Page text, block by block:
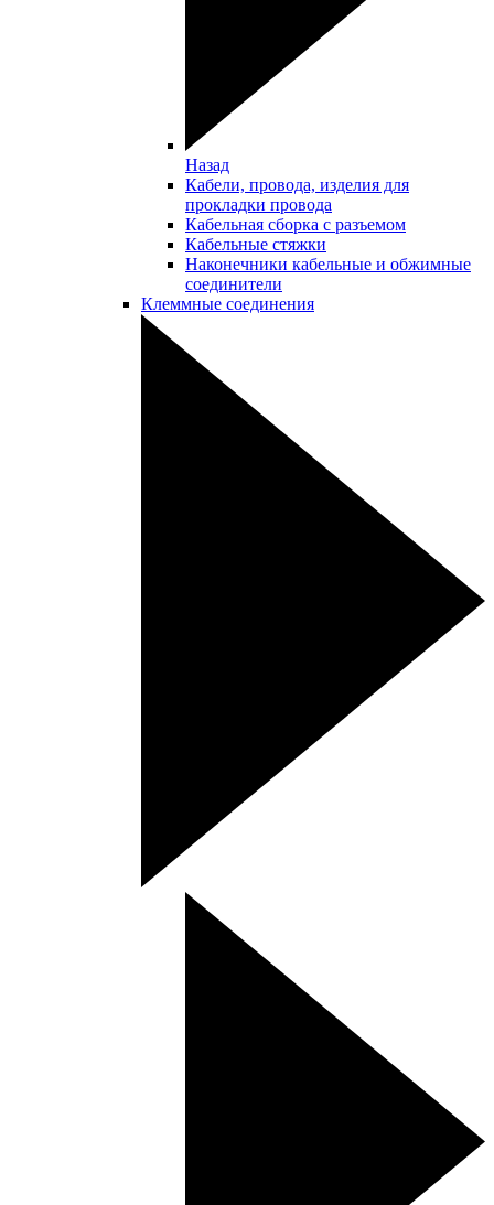
Назад
Кабели, провода, изделия для
прокладки провода
Кабельная сборка с разъемом
Кабельные стяжки
Наконечники кабельные и обжимные
соединители
Клеммные соединения